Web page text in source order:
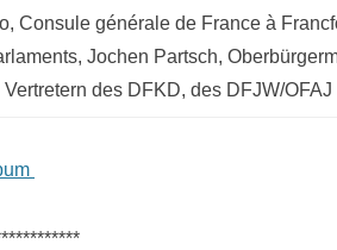
Consule générale de France à
Jochen Partsch,
des DFKD, des DFJW/